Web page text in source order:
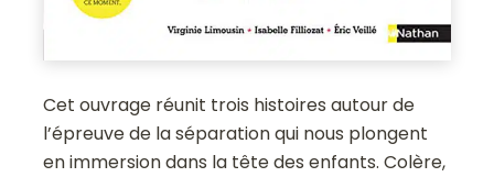
Cet ouvrage réunit trois histoires autour de
l’épreuve de la séparation qui nous plongent
en immersion dans la tête des enfants. Colère,